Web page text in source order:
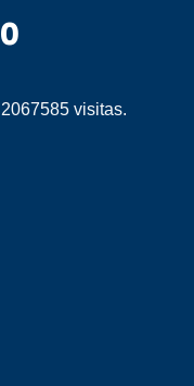
2067585 visitas.